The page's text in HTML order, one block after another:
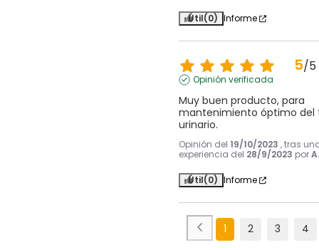
Útil(0) Informe
5/5
Opinión verificada
Muy buen producto, para
mantenimiento óptimo del
urinario.
Opinión del 19/10/2023 , tras
experiencia del 28/9/2023 por
Útil(0) Informe
1 2 3 4